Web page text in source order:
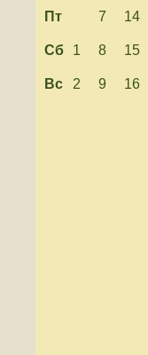
Пт 7 14
Сб 1 8 15
Вс 2 9 16